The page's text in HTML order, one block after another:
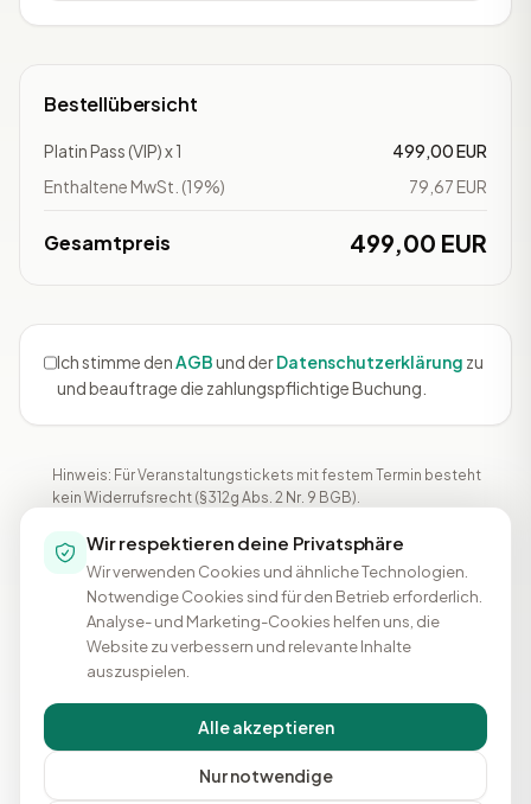
Bestellübersicht
Platin Pass (VIP) x 1
499,00 EUR
Enthaltene MwSt. (19%)
79,67 EUR
Gesamtpreis 499,00 EUR
Ich stimme denAGBund derDatenschutzerklärung zu
und beauftrage die zahlungspflichtige Buchung.
Hinweis: Für Veranstaltungstickets mit festem Termin besteht
kein Widerrufsrecht (§312g Abs. 2 Nr. 9 BGB).
256-bit SSL Sichere Zahlung via Stripe
Sichere Zahlung über Stripe (SSL)
Rechnung & Beleg inklusive
12 Jahre OMKI · Stadthalle Bielefeld
Wir respektieren deine Privatsphäre
Wir verwenden Cookies und ähnliche Technologien.
Notwendige Cookies sind für den Betrieb erforderlich.
Analyse- und Marketing-Cookies helfen uns, die
Website zu verbessern und relevante Inhalte
auszuspielen.
Alle akzeptieren
Nur notwendige